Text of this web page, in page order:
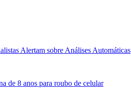
Alertam sobre Análises Automáticas
de 8 anos para roubo de celular